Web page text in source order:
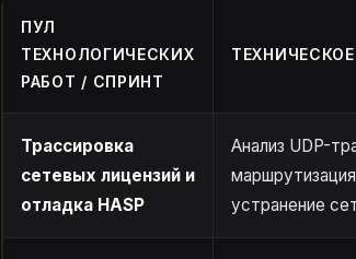
ПУЛ
ТЕХНОЛОГИЧЕСКИХ
РАБОТ / СПРИНТ
Трассировка
сетевых лицензий и
отладка HASP
Анализ UDP-
устранение